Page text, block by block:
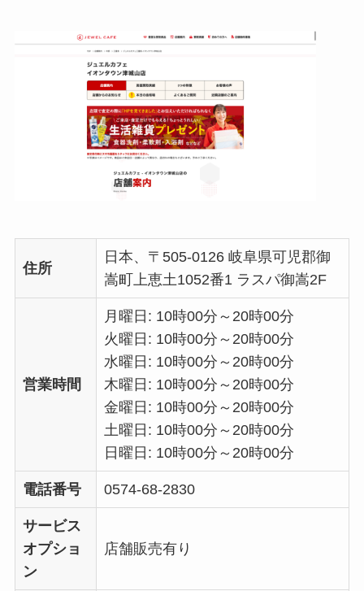
住所
日本、〒505-0126 岐阜県可児郡御
嵩町上恵土1052番1 ラスパ御嵩2F
営業時間
月曜日: 10時00分～20時00分
火曜日: 10時00分～20時00分
水曜日: 10時00分～20時00分
木曜日: 10時00分～20時00分
金曜日: 10時00分～20時00分
土曜日: 10時00分～20時00分
日曜日: 10時00分～20時00分
電話番号 0574-68-2830
サービス
オプショ
ン
店舗販売有り